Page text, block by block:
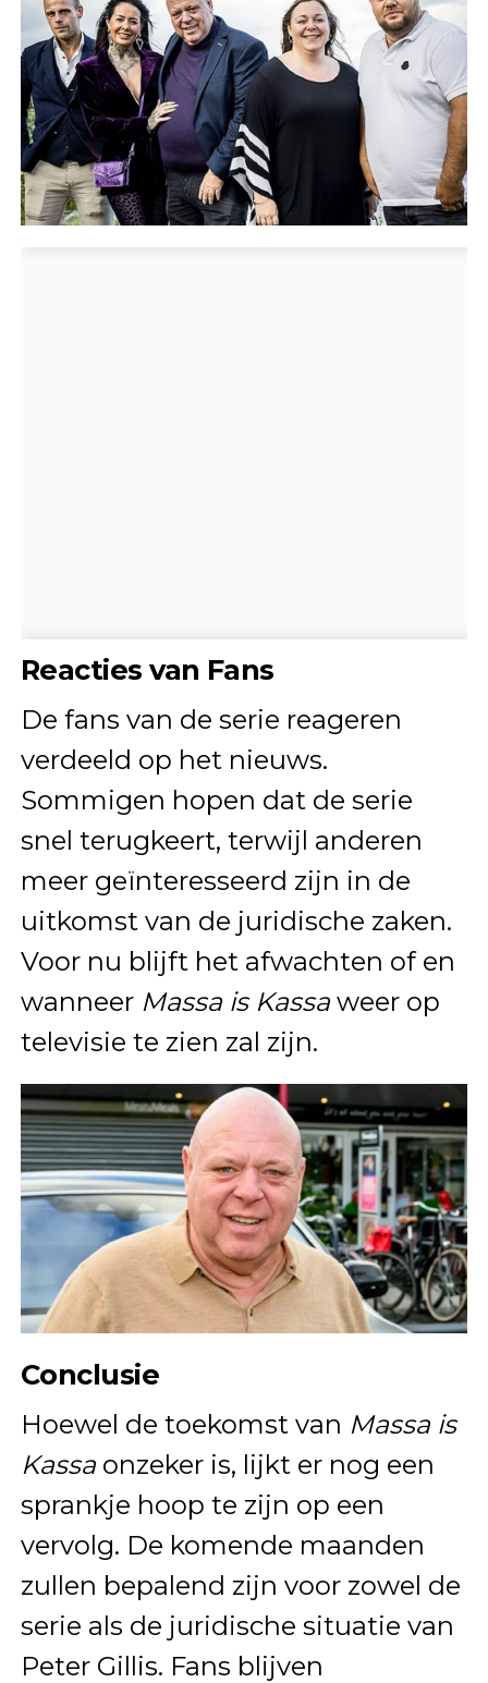
Reacties van Fans
De fans van de serie reageren
verdeeld op het nieuws.
Sommigen hopen dat de serie
snel terugkeert, terwijl anderen
meer geïnteresseerd zijn in de
uitkomst van de juridische zaken.
Voor nu blijft het afwachten of en
wanneer Massa is Kassaweer op
televisie te zien zal zijn.
Conclusie
Hoewel de toekomst van Massa is
Kassaonzeker is, lijkt er nog een
sprankje hoop te zijn op een
vervolg. De komende maanden
zullen bepalend zijn voor zowel de
serie als de juridische situatie van
Peter Gillis. Fans blijven